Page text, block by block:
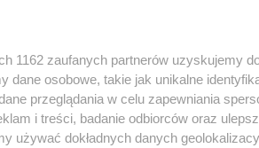
z sześciu planowanych
w TDJ.
która będzie
1162 zaufanych partnerów uzyskujemy
dane osobowe, takie jak unikalne
przeglądania w celu zapewniania
i treści, badanie odbiorców oraz
używać dokładnych danych